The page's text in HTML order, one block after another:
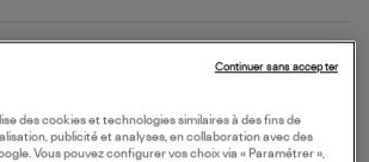
des cookies et technologies similaires à des fins de
publicité et analyses, en collaboration avec des
Vous pouvez configurer vos choix via « Paramétrer »,
Continuer sans accepter